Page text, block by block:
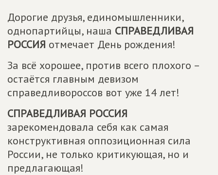
Дорогие друзья, единомышленники,
однопартийцы, наша СПРАВЕДЛИВАЯ
РОССИЯ отмечает День рождения!
За всё хорошее, против всего плохого –
остаётся главным девизом
справедливороссов вот уже 14 лет!
СПРАВЕДЛИВАЯ РОССИЯ
зарекомендовала себя как самая
конструктивная оппозиционная сила
России, не только критикующая, но и
предлагающая!